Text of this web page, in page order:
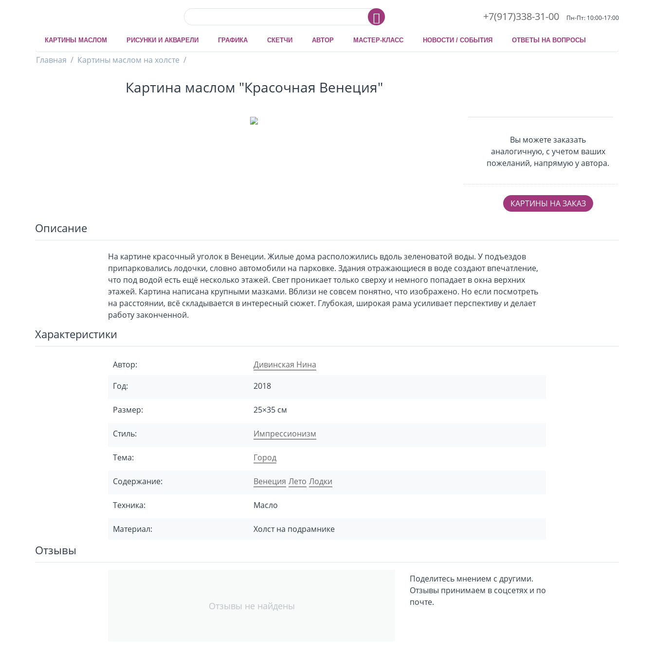
+7(917)338-31-00 Пн-Пт: 10:00-17:00
КАРТИНЫ МАСЛОМ РИСУНКИ И АКВАРЕЛИ ГРАФИКА СКЕТЧИ АВТОР МАСТЕР-КЛАСС НОВОСТИ / СОБЫТИЯ ОТВЕТЫ НА ВОПРОСЫ
Главная / Картины маслом на холсте /
Картина маслом "Красочная Венеция"
Вы можете заказать
аналогичную, с учетом ваших
пожеланий, напрямую у автора.
КАРТИНЫ НА ЗАКАЗ
Описание
На картине красочный уголок в Венеции. Жилые дома расположились вдоль зеленоватой воды. У подъездов
припарковались лодочки, словно автомобили на парковке. Здания отражающиеся в воде создают впечатление,
что под водой есть ещё несколько этажей. Свет проникает только сверху и немного попадает в окна верхних
этажей. Картина написана крупными мазками. Вблизи не совсем понятно, что изображено. Но если посмотреть
на расстоянии, всё складывается в интересный сюжет. Глубокая, широкая рама усиливает перспективу и делает
работу законченной.
Характеристики
Автор:
Дивинская Нина
Год:
2018
Размер: 25×35 см
Стиль: Импрессионизм
Тема: Город
Содержание: Венеция Лето Лодки
Техника: Масло
Материал: Холст на подрамнике
Отзывы
Отзывы не найдены
Поделитесь мнением с другими.
Отзывы принимаем в соцсетях и по
почте.